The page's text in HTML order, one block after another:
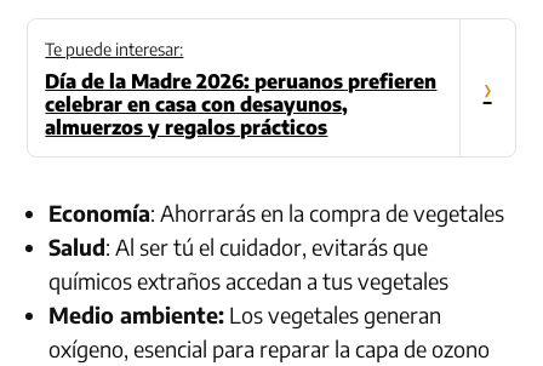
Te puede interesar:
Día de la Madre 2026: peruanos prefieren
celebrar en casa con desayunos,
almuerzos y regalos prácticos
›
Economía: Ahorrarás en la compra de vegetales
Salud: Al ser tú el cuidador, evitarás que
químicos extraños accedan a tus vegetales
Medio ambiente: Los vegetales generan
oxígeno, esencial para reparar la capa de ozono